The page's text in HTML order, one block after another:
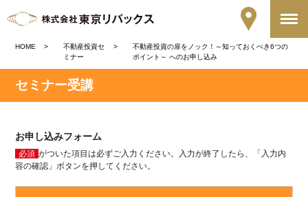
HOME
不動産投資セ
ミナー
不動産投資の扉をノック！～知っておくべき6つの
ポイント～ へのお申し込み
セミナー受講
お申し込みフォーム
必須 がついた項目は必ずご入力ください。入力が終了したら、「入力内
容の確認」ボタンを押してください。